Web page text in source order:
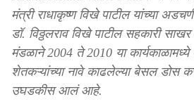
मंत्री राधाकृष्ण विखे पाटील यांच्या
डॉ. विठ्ठलराव विखे पाटील सहकारी
मंडळाने 2004 ते 2010 या
शेतकऱ्यांच्या नावे काढलेल्या बेसल डोस
उघडकीस आलं आहे.